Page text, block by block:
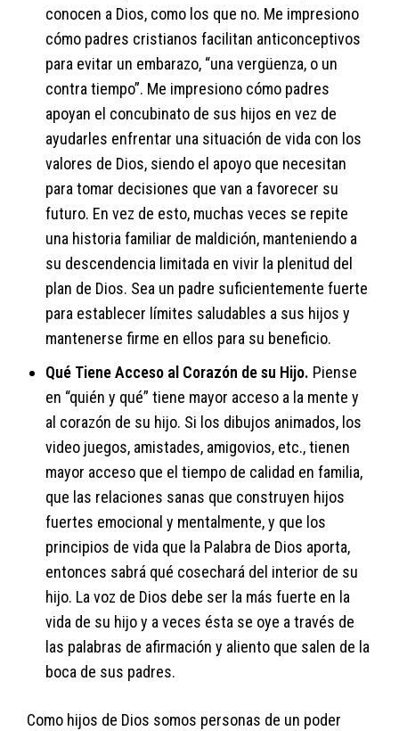
conocen a Dios, como los que no. Me impresiono
cómo padres cristianos facilitan anticonceptivos
para evitar un embarazo, “una vergüenza, o un
contra tiempo”. Me impresiono cómo padres
apoyan el concubinato de sus hijos en vez de
ayudarles enfrentar una situación de vida con los
valores de Dios, siendo el apoyo que necesitan
para tomar decisiones que van a favorecer su
futuro. En vez de esto, muchas veces se repite
una historia familiar de maldición, manteniendo a
su descendencia limitada en vivir la plenitud del
plan de Dios. Sea un padre suficientemente fuerte
para establecer límites saludables a sus hijos y
mantenerse firme en ellos para su beneficio.
Qué Tiene Acceso al Corazón de su Hijo. Piense
en “quién y qué” tiene mayor acceso a la mente y
al corazón de su hijo. Si los dibujos animados, los
video juegos, amistades, amigovios, etc., tienen
mayor acceso que el tiempo de calidad en familia,
que las relaciones sanas que construyen hijos
fuertes emocional y mentalmente, y que los
principios de vida que la Palabra de Dios aporta,
entonces sabrá qué cosechará del interior de su
hijo. La voz de Dios debe ser la más fuerte en la
vida de su hijo y a veces ésta se oye a través de
las palabras de afirmación y aliento que salen de la
boca de sus padres.
Como hijos de Dios somos personas de un poder